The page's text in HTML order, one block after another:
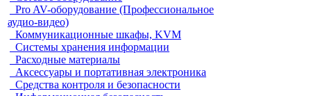
Pro AV-оборудование (Профессиональное
аудио-видео)
Коммуникационные шкафы, KVM
Системы хранения информации
Расходные материалы
Аксессуары и портативная электроника
Средства контроля и безопасности